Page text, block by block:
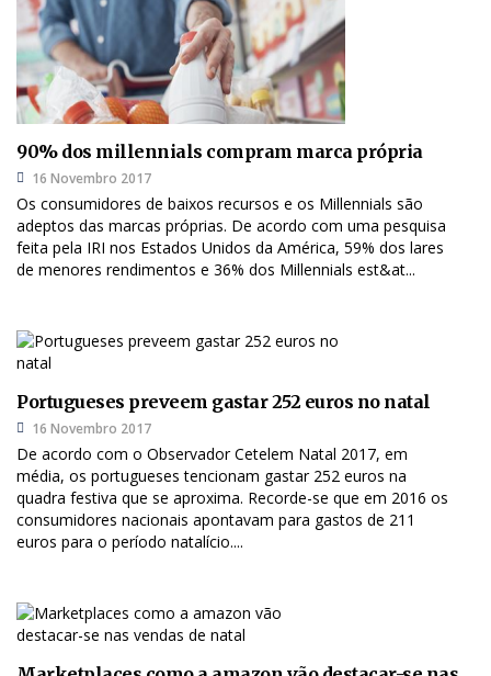
90% dos millennials compram marca própria
16 Novembro 2017
Os consumidores de baixos recursos e os Millennials são
adeptos das marcas próprias. De acordo com uma pesquisa
feita pela IRI nos Estados Unidos da América, 59% dos lares
de menores rendimentos e 36% dos Millennials est&at...
Portugueses preveem gastar 252 euros no natal
16 Novembro 2017
De acordo com o Observador Cetelem Natal 2017, em
média, os portugueses tencionam gastar 252 euros na
quadra festiva que se aproxima. Recorde-se que em 2016 os
consumidores nacionais apontavam para gastos de 211
euros para o período natalício....